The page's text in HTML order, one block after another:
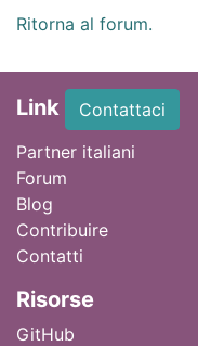
Ritorna al forum.
Link
Contattaci
Partner italiani
Forum
Blog
Contribuire
Contatti
Risorse
GitHub